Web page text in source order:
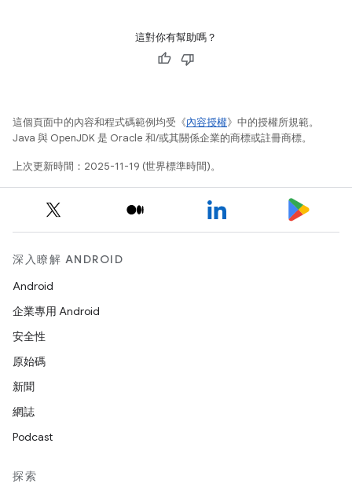
這對你有幫助嗎？
這個頁面中的內容和程式碼範例均受《內容授權》中的授權所規範。
Java 與 OpenJDK 是 Oracle 和/或其關係企業的商標或註冊商標。
上次更新時間：2025-11-19 (世界標準時間)。
深入瞭解 ANDROID
Android
企業專用 Android
安全性
原始碼
新聞
網誌
Podcast
探索